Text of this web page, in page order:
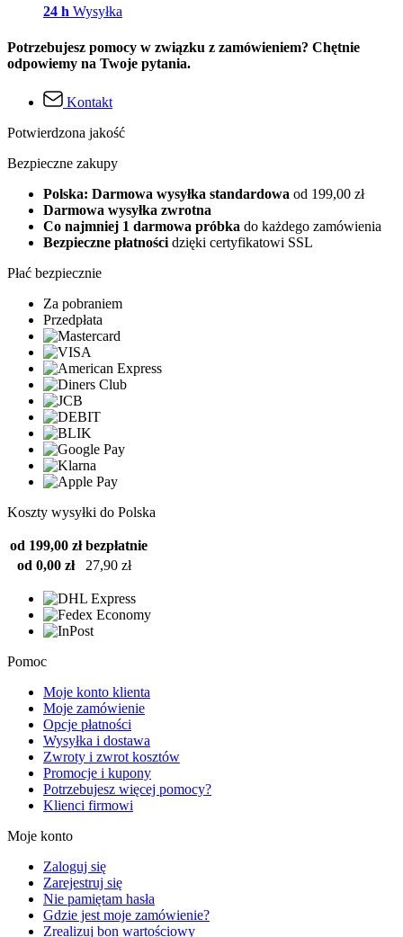
24 h Wysyłka
Potrzebujesz pomocy w związku z zamówieniem? Chętnie
odpowiemy na Twoje pytania.
Kontakt
Potwierdzona jakość
Bezpieczne zakupy
Polska: Darmowa wysyłka standardowa od 199,00 zł
Darmowa wysyłka zwrotna
Co najmniej 1 darmowa próbka do każdego zamówienia
Bezpieczne płatności dzięki certyfikatowi SSL
Płać bezpiecznie
Za pobraniem
Przedpłata
Koszty wysyłki do Polska
od 199,00 zł bezpłatnie
od 0,00 zł
27,90 zł
Pomoc
Moje konto klienta
Moje zamówienie
Opcje płatności
Wysyłka i dostawa
Zwroty i zwrot kosztów
Promocje i kupony
Potrzebujesz więcej pomocy?
Klienci firmowi
Moje konto
Zaloguj się
Zarejestruj się
Nie pamiętam hasła
Gdzie jest moje zamówienie?
Zrealizuj bon wartościowy